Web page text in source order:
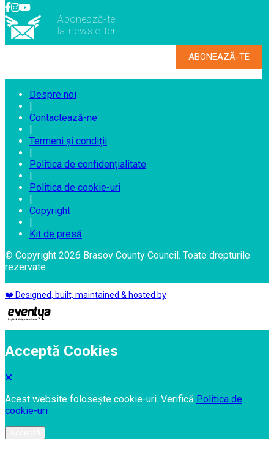
Abonează-te
la newsletter
Despre noi
Contactează-ne
Termeni și condiții
Politica de confidențialitate
Politica de cookie-uri
Copyright
Kit de presă
© Copyright 2026 Brasov County Council. Toate drepturile
rezervate
❤️ Designed, built, maintained & hosted by
Acceptă Cookies
Acest website folosește cookie-uri. Verifică Politica de
cookie-uri